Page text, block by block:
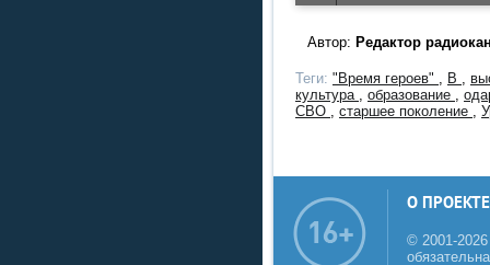
Автор: Редактор
Теги: "Время героев" , В ,
культура , образование ,
СВО , старшее поколение ,
О ПРОЕКТЕ
© 2001-